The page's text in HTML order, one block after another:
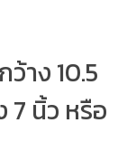
าง 10.5
7 นิ้ว หรือ